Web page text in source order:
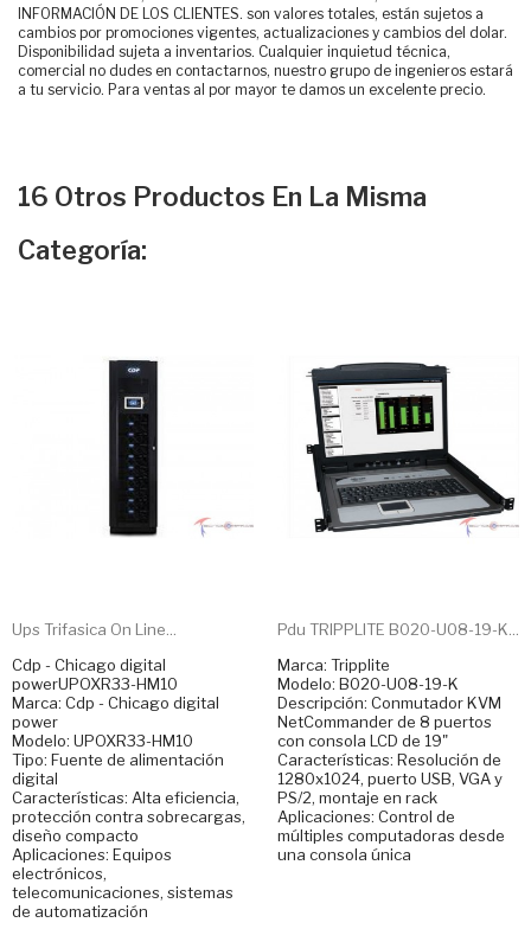
INFORMACIÓN DE LOS CLIENTES. son valores totales, están sujetos a
cambios por promociones vigentes, actualizaciones y cambios del dolar.
Disponibilidad sujeta a inventarios. Cualquier inquietud técnica,
comercial no dudes en contactarnos, nuestro grupo de ingenieros estará
a tu servicio. Para ventas al por mayor te damos un excelente precio.
16 Otros Productos En La Misma
Categoría:
Ups Trifasica On Line...
Cdp - Chicago digital
powerUPOXR33-HM10
Marca: Cdp - Chicago digital
power
Modelo: UPOXR33-HM10
Tipo: Fuente de alimentación
digital
Características: Alta eficiencia,
protección contra sobrecargas,
diseño compacto
Aplicaciones: Equipos
electrónicos,
telecomunicaciones, sistemas
de automatización
Pdu TRIPPLITE B020-U08-19-K...
Marca: Tripplite
Modelo: B020-U08-19-K
Descripción: Conmutador KVM
NetCommander de 8 puertos
con consola LCD de 19"
Características: Resolución de
1280x1024, puerto USB, VGA y
PS/2, montaje en rack
Aplicaciones: Control de
múltiples computadoras desde
una consola única